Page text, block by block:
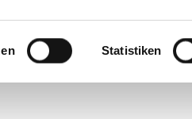
Statistiken